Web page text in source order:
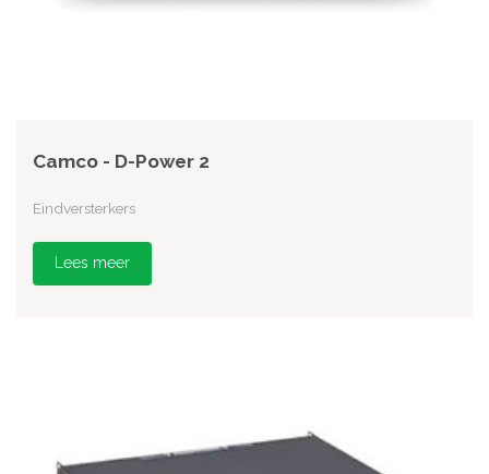
Camco - D-Power 2
Eindversterkers
Lees meer